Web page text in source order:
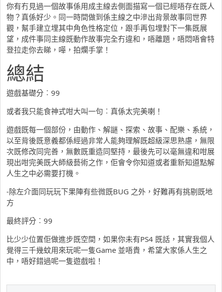
你有冇見過一個故事係用成主線去側面描寫一個已經唔存在既人
物？真係好少。同一時間做到係主線之中滲出背景故事同世界
觀，幫手建立埋其中角色性格定位，跟手再包埋對下一集既展
望，成件事同主線既動作故事完全冇違和，唔離題，唔悶唔會特
登拉走你去睇，嘩，拍爛手掌！
總結
遊戲基礎分︰99
或者我只能食神式咁大叫一句︰真係太完美喇！
遊戲既每一個部份，由動作、解謎、探索、故事、配樂、系統，
以至背後既意義都係經過非常人能夠理解既超級深思熟慮，無限
次既修改同完善，無數既重造同堅持，最後先可以毫無違和咁展
現出咁完美既大師級藝術之作，佢會令你知道或者重新知道點解
人生之中必需要打機。
-除左介面同玩玩下果陣有些微既BUG 之外，好難再有挑剔既地
方
最終評分︰99
比少少位置佢做進步既空間，如果你未有PS4 既話，其實我個人
覺得三千幾蚊用來玩呢一隻Game 並唔貴，希望大家係人生之
中，唔好錯過呢一隻遊戲啦！